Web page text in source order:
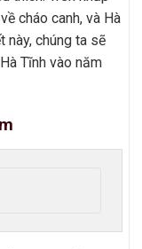
cháo canh, và Hà
này, chúng ta sẽ
Tĩnh vào năm